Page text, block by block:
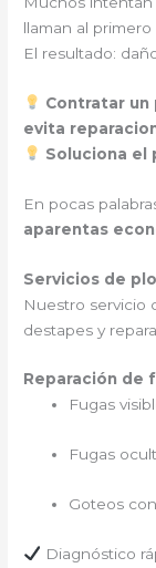
llaman al primero
El resultado:
Contratar un
evita
Soluciona el
En pocas
aparentas
Servicios de
Nuestro servicio
destapes y
Reparación de
Fugas
Fugas
Goteos
Diagnóstico